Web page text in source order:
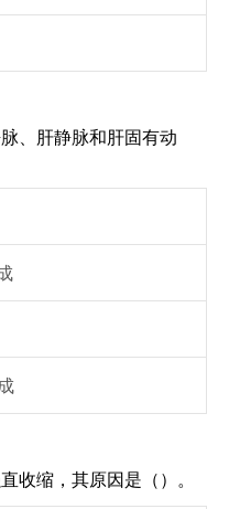
、肝静脉和肝固有动
收缩，其原因是（）。